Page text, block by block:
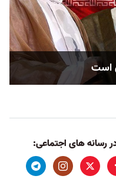
است
رسانه های اجتماعی: